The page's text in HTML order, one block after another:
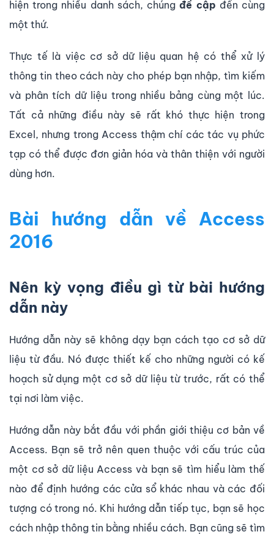
hiện trong nhiều danh sách, chúngđề cập đến cùng
một thứ.
Thực tế là việc cơ sở dữ liệu quan hệ có thể xử lý
thông tin theo cách này cho phép bạn nhập, tìm kiếm
và phân tích dữ liệu trong nhiều bảng cùng một lúc.
Tất cả những điều này sẽ rất khó thực hiện trong
Excel, nhưng trong Access thậm chí các tác vụ phức
tạp có thể được đơn giản hóa và thân thiện với người
dùng hơn.
Bài hướng dẫn về Access
2016
Nên kỳ vọng điều gì từ bài hướng
dẫn này
Hướng dẫn này sẽ không dạy bạn cách tạo cơ sở dữ
liệu từ đầu. Nó được thiết kế cho những người có kế
hoạch sử dụng một cơ sở dữ liệu từ trước, rất có thể
tại nơi làm việc.
Hướng dẫn này bắt đầu với phần giới thiệu cơ bản về
Access. Bạn sẽ trở nên quen thuộc với cấu trúc của
một cơ sở dữ liệu Access và bạn sẽ tìm hiểu làm thế
nào để định hướng các cửa sổ khác nhau và các đối
tượng có trong nó. Khi hướng dẫn tiếp tục, bạn sẽ học
cách nhập thông tin bằng nhiều cách. Bạn cũng sẽ tìm